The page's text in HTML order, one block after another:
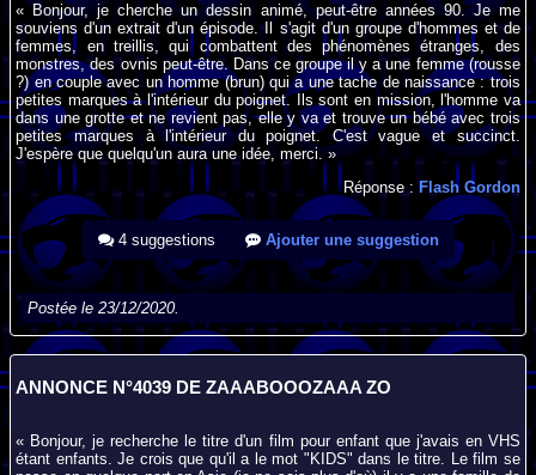
« Bonjour, je cherche un dessin animé, peut-être années 90. Je me
souviens d'un extrait d'un épisode. Il s'agit d'un groupe d'hommes et de
femmes, en treillis, qui combattent des phénomènes étranges, des
monstres, des ovnis peut-être. Dans ce groupe il y a une femme (rousse
?) en couple avec un homme (brun) qui a une tache de naissance : trois
petites marques à l'intérieur du poignet. Ils sont en mission, l'homme va
dans une grotte et ne revient pas, elle y va et trouve un bébé avec trois
petites marques à l'intérieur du poignet. C'est vague et succinct.
J'espère que quelqu'un aura une idée, merci. »
Réponse : Flash Gordon
4 suggestions Ajouter une suggestion
Postée le 23/12/2020.
ANNONCE N°4039 DE ZAAABOOOZAAA ZO
« Bonjour, je recherche le titre d'un film pour enfant que j'avais en VHS
étant enfants. Je crois que qu'il a le mot "KIDS" dans le titre. Le film se